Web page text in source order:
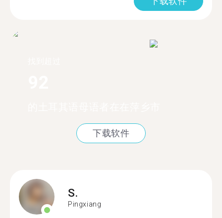
下载软件
S.
Pingxiang